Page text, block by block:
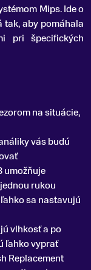
Mips. Ide o
aby pomáhala
pri špecifických
na situácie,
vás budú
umožňuje
rukou
sa nastavujú
vlhkosť a po
ľahko vyprať
Replacement